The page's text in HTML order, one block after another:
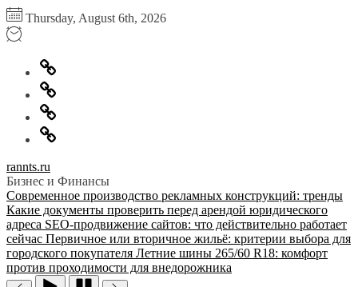
Перейти
к
содержимому
Thursday, August 6th, 2026
Главная
Информация
для
правообладателей
Обратная
связь
Политика
конфиденциальности
rannts.ru
Бизнес и Финансы
Современное производство рекламных конструкций: тренды
Какие документы проверить перед арендой юридического
адреса SEO-продвижение сайтов: что действительно работает
сейчас Первичное или вторичное жильё: критерии выбора для
городского покупателя Летние шины 265/60 R18: комфорт
против проходимости для внедорожника